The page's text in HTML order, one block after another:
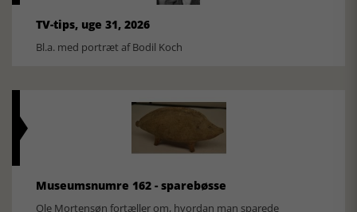
TV-tips, uge 31, 2026
Bl.a. med portræt af Bodil Koch
Museumsnumre 162 - sparebøsse
Ole Mortensøn fortæller om, hvordan man sparede